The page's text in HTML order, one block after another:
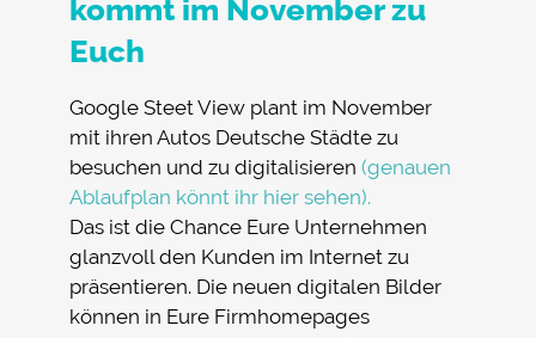
kommt im November zu
Euch
Google Steet View plant im November
mit ihren Autos Deutsche Städte zu
besuchen und zu digitalisieren(genauen
Ablaufplan könnt ihr hier sehen).
Das ist die Chance Eure Unternehmen
glanzvoll den Kunden im Internet zu
präsentieren. Die neuen digitalen Bilder
können in Eure Firmhomepages